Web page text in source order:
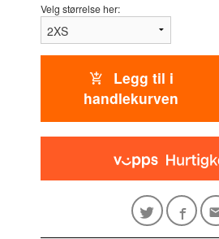
Velg størrelse her:
Legg til i
handlekurven